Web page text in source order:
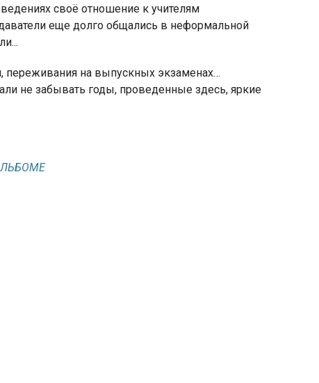
своё отношение к учителям
еще долго общались в неформальной
переживания на выпускных экзаменах…
не забывать годы, проведенные здесь, яркие